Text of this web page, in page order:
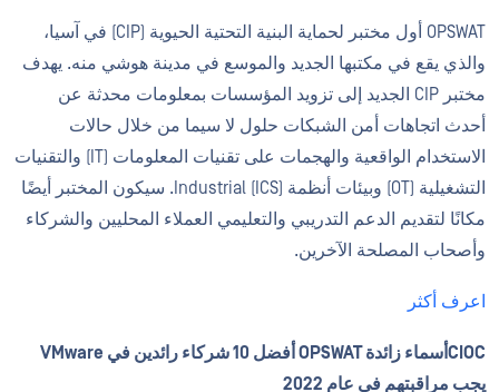
OPSWAT أول مختبر لحماية البنية التحتية الحيوية (CIP) في آسيا،
والذي يقع في مكتبها الجديد والموسع في مدينة هوشي منه. يهدف
مختبر CIP الجديد إلى تزويد المؤسسات بمعلومات محدثة عن
أحدث اتجاهات أمن الشبكات حلول لا سيما من خلال حالات
الاستخدام الواقعية والهجمات على تقنيات المعلومات (IT) والتقنيات
التشغيلية (OT) وبيئات أنظمة Industrial (ICS). سيكون المختبر أيضًا
مكانًا لتقديم الدعم التدريبي والتعليمي العملاء المحليين والشركاء
وأصحاب المصلحة الآخرين.
اعرف أكثر
CIOCأسماء زائدة OPSWAT أفضل 10 شركاء رائدين في VMware
يجب مراقبتهم في عام 2022